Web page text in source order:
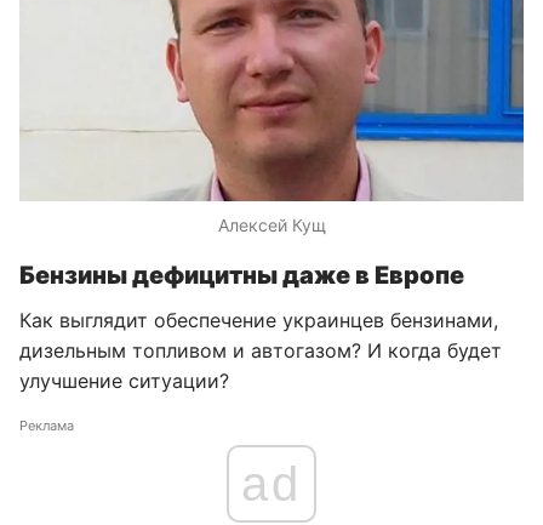
Алексей Кущ
Бензины дефицитны даже в Европе
Как выглядит обеспечение украинцев бензинами,
дизельным топливом и автогазом? И когда будет
улучшение ситуации?
Реклама
ad